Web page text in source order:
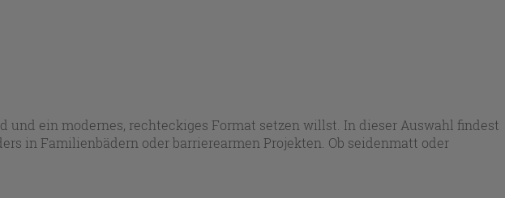
und ein modernes, rechteckiges Format setzen willst. In dieser Auswahl findest
in Familienbädern oder barrierearmen Projekten. Ob seidenmatt oder